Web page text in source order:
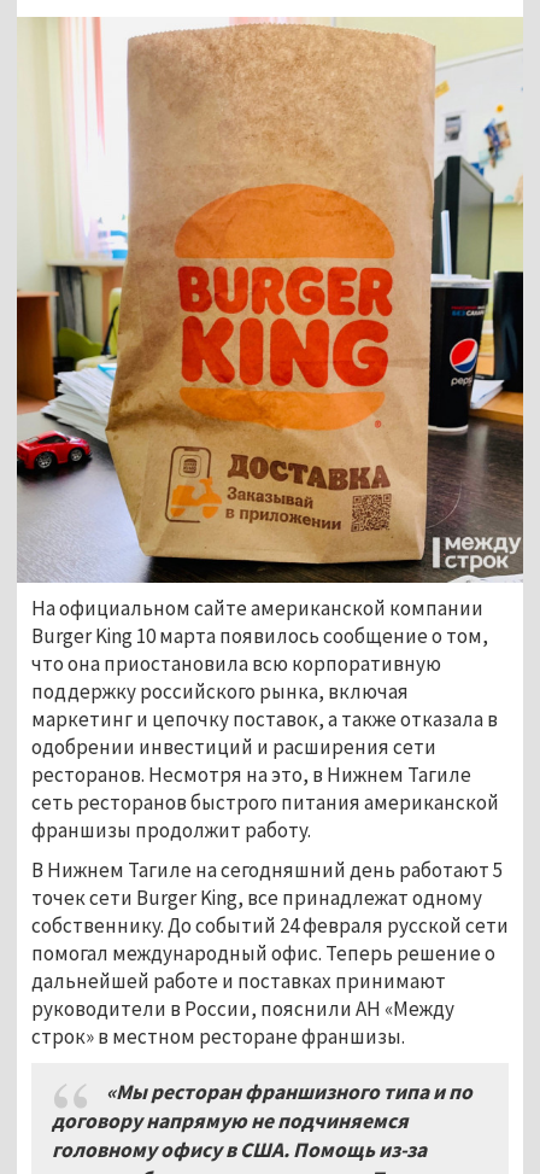
На официальном сайте американской компании
Burger King 10 марта появилось сообщение о том,
что она приостановила всю корпоративную
поддержку российского рынка, включая
маркетинг и цепочку поставок, а также отказала в
одобрении инвестиций и расширения сети
ресторанов. Несмотря на это, в Нижнем Тагиле
сеть ресторанов быстрого питания американской
франшизы продолжит работу.
В Нижнем Тагиле на сегодняшний день работают 5
точек сети Burger King, все принадлежат одному
собственнику. До событий 24 февраля русской сети
помогал международный офис. Теперь решение о
дальнейшей работе и поставках принимают
руководители в России, пояснили АН «Между
строк» в местном ресторане франшизы.
«Мы ресторан франшизного типа и по
договору напрямую не подчиняемся
головному офису в США. Помощь из-за